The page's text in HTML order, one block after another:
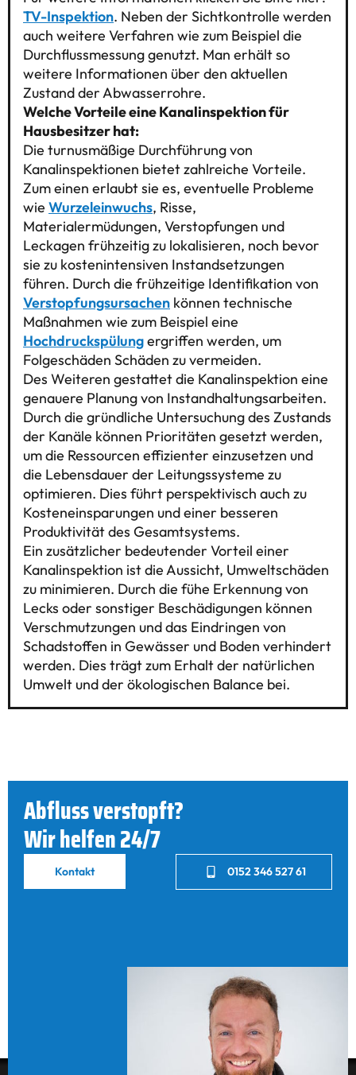
TV-Inspektion. Neben der Sichtkontrolle werden
auch weitere Verfahren wie zum Beispiel die
Durchflussmessung genutzt. Man erhält so
weitere Informationen über den aktuellen
Zustand der Abwasserrohre.
Welche Vorteile eine Kanalinspektion für
Hausbesitzer hat:
Die turnusmäßige Durchführung von
Kanalinspektionen bietet zahlreiche Vorteile.
Zum einen erlaubt sie es, eventuelle Probleme
wie Wurzeleinwuchs, Risse,
Materialermüdungen, Verstopfungen und
Leckagen frühzeitig zu lokalisieren, noch bevor
sie zu kostenintensiven Instandsetzungen
führen. Durch die frühzeitige Identifikation von
Verstopfungsursachen können technische
Maßnahmen wie zum Beispiel eine
Hochdruckspülungergriffen werden, um
Folgeschäden Schäden zu vermeiden.
Des Weiteren gestattet die Kanalinspektion eine
genauere Planung von Instandhaltungsarbeiten.
Durch die gründliche Untersuchung des Zustands
der Kanäle können Prioritäten gesetzt werden,
um die Ressourcen effizienter einzusetzen und
die Lebensdauer der Leitungssysteme zu
optimieren. Dies führt perspektivisch auch zu
Kosteneinsparungen und einer besseren
Produktivität des Gesamtsystems.
Ein zusätzlicher bedeutender Vorteil einer
Kanalinspektion ist die Aussicht, Umweltschäden
zu minimieren. Durch die fühe Erkennung von
Lecks oder sonstiger Beschädigungen können
Verschmutzungen und das Eindringen von
Schadstoffen in Gewässer und Boden verhindert
werden. Dies trägt zum Erhalt der natürlichen
Umwelt und der ökologischen Balance bei.
Abfluss verstopft?
Wir helfen 24/7
Kontakt 0152 346 527 61